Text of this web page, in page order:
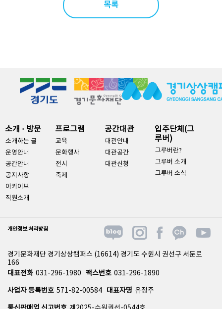
목록
소개 · 방문
소개하는 글
운영안내
공간안내
공지사항
아카이브
직원소개
프로그램
교육
문화행사
전시
축제
공간대관
대관안내
대관공간
대관신청
입주단체(그
루버)
그루버란?
그루버 소개
그루버 소식
개인정보 처리방침
경기문화재단 경기상상캠퍼스 (16614) 경기도 수원시 권선구 서둔로
166
대표전화 031-296-1980 팩스번호 031-296-1890
사업자 등록번호 571-82-00584 대표자명 유정주